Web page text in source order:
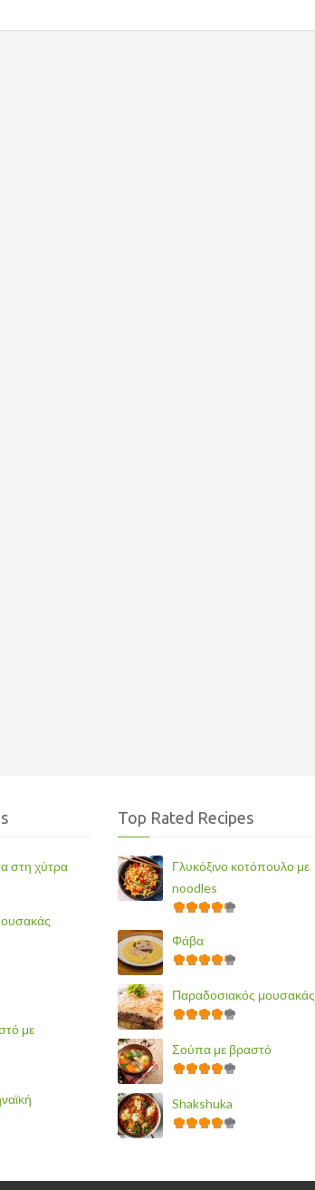
στη χύτρα
με
Top Rated Recipes
Γλυκόξινο κοτόπουλο με
noodles
Φάβα
Παραδοσιακός μουσακάς
Σούπα με βραστό
Shakshuka